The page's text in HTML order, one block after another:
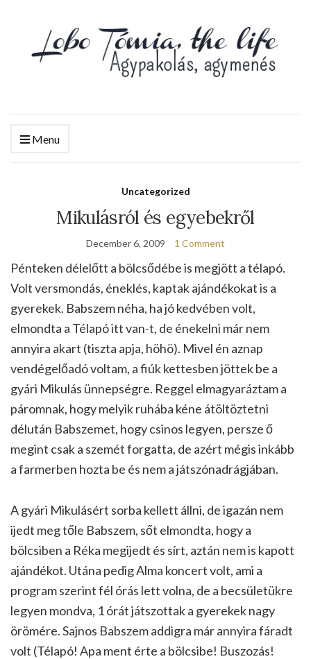
Menu
Uncategorized
Mikulásról és egyebekről
December 6, 2009 1 Comment
Pénteken délelőtt a bölcsődébe is megjött a télapó.
Volt versmondás, éneklés, kaptak ajándékokat is a
gyerekek. Babszem néha, ha jó kedvében volt,
elmondta a Télapó itt van-t, de énekelni már nem
annyira akart (tiszta apja, höhö). Mivel én aznap
vendégelőadó voltam, a fiúk kettesben jöttek be a
gyári Mikulás ünnepségre. Reggel elmagyaráztam a
páromnak, hogy melyik ruhába kéne átöltöztetni
délután Babszemet, hogy csinos legyen, persze ő
megint csak a szemét forgatta, de azért mégis inkább
a farmerben hozta be és nem a játszónadrágjában.
A gyári Mikulásért sorba kellett állni, de igazán nem
ijedt meg tőle Babszem, sőt elmondta, hogy a
bölcsiben a Réka megijedt és sírt, aztán nem is kapott
ajándékot. Utána pedig Alma koncert volt, ami a
program szerint fél órás lett volna, de a becsületükre
legyen mondva, 1 órát játszottak a gyerekek nagy
örömére. Sajnos Babszem addigra már annyira fáradt
volt (Télapó! Apa ment érte a bölcsibe! Buszozás!